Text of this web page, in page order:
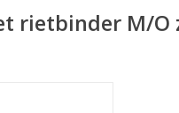
rietbinder M/O